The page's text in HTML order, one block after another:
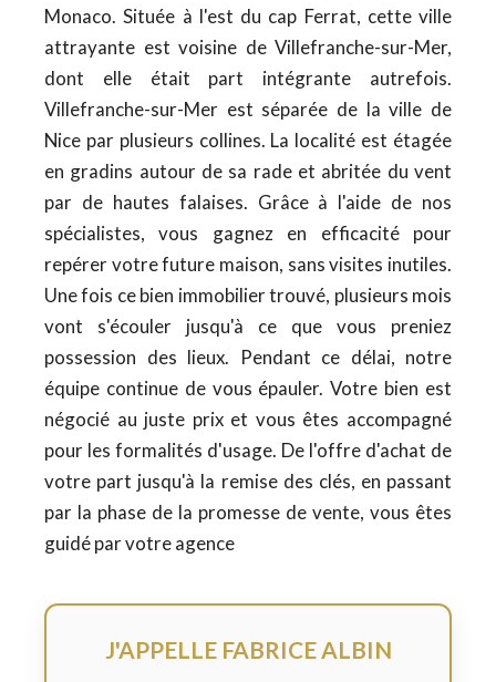
Monaco. Située à l'est du cap Ferrat, cette ville
attrayante est voisine de Villefranche-sur-Mer,
dont elle était part intégrante autrefois.
Villefranche-sur-Mer est séparée de la ville de
Nice par plusieurs collines. La localité est étagée
en gradins autour de sa rade et abritée du vent
par de hautes falaises. Grâce à l'aide de nos
spécialistes, vous gagnez en efficacité pour
repérer votre future maison, sans visites inutiles.
Une fois ce bien immobilier trouvé, plusieurs mois
vont s'écouler jusqu'à ce que vous preniez
possession des lieux. Pendant ce délai, notre
équipe continue de vous épauler. Votre bien est
négocié au juste prix et vous êtes accompagné
pour les formalités d'usage. De l'offre d'achat de
votre part jusqu'à la remise des clés, en passant
par la phase de la promesse de vente, vous êtes
guidé par votre agence
J'APPELLE FABRICE ALBIN